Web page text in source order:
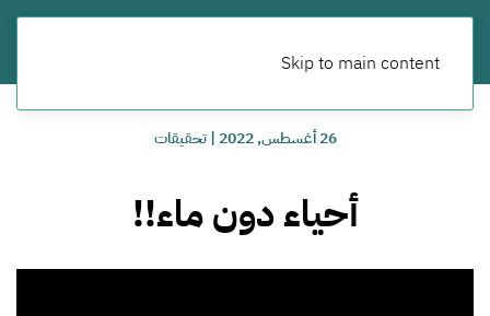
Skip to main content
26 أغسطس, 2022 |تحقيقات
أحياء دون ماء!!